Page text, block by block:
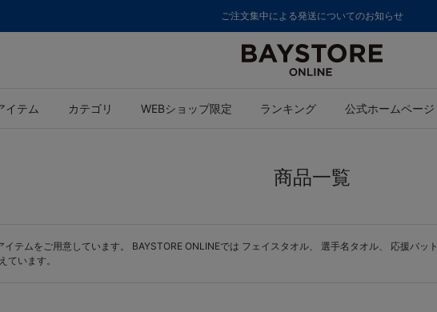
ご注文集中による発送についてのお知らせ
イテム カテゴリ WEBショップ限定 ランキング 公式ホームページ
商品一覧
テムをご用意しています。 BAYSTORE ONLINEでは フェイスタオル、 選手名タオル、 応援バット
ています。